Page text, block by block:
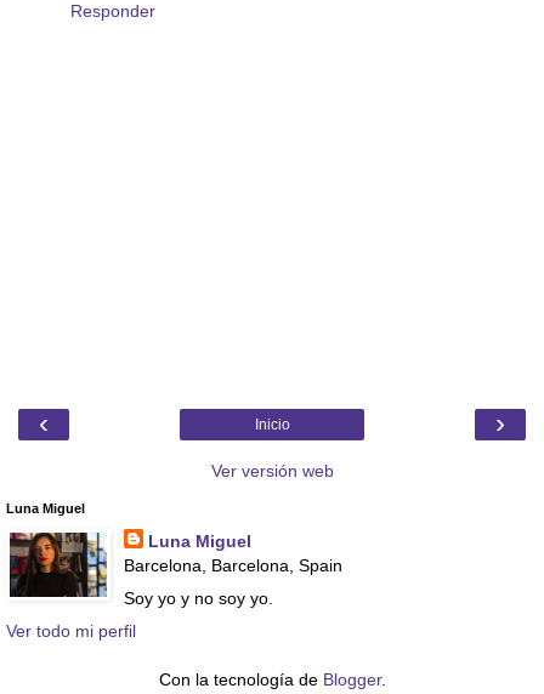
Responder
‹ ›
Inicio
Ver versión web
Luna Miguel
Luna Miguel
Barcelona, Barcelona, Spain
Soy yo y no soy yo.
Ver todo mi perfil
Con la tecnología de Blogger.